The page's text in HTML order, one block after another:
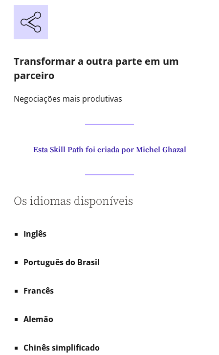
Transformar a outra parte em um
parceiro
Negociações mais produtivas
Esta Skill Path foi criada por Michel Ghazal
Os idiomas disponíveis
Inglês
Português do Brasil
Francês
Alemão
Chinês simplificado